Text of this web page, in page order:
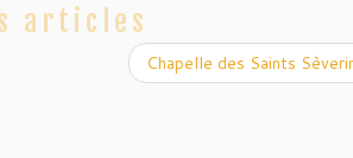
articles
Chapelle des Saints